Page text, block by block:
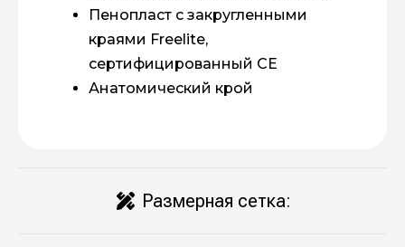
Пенопласт с закругленными
краями Freelite,
сертифицированный CE
Анатомический крой
Размерная сетка: